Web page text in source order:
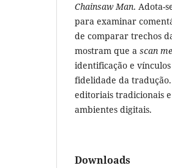
Chainsaw Man. Adota-
para examinar
de comparar trechos
mostram que a scan
identificação e
fidelidade da tradução.
editoriais tradicionais
ambientes digitais.
Downloads